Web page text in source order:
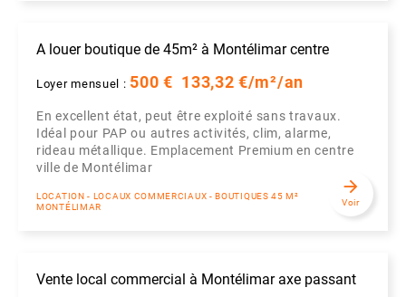
A louer boutique de 45m² à Montélimar centre
Loyer mensuel : 500 € 133,32 €/m²/an
En excellent état, peut être exploité sans travaux.
Idéal pour PAP ou autres activités, clim, alarme,
rideau métallique. Emplacement Premium en centre
ville de Montélimar
LOCATION - LOCAUX COMMERCIAUX - BOUTIQUES 45 M²
MONTÉLIMAR
arrow_forward
Voir
Vente local commercial à Montélimar axe passant